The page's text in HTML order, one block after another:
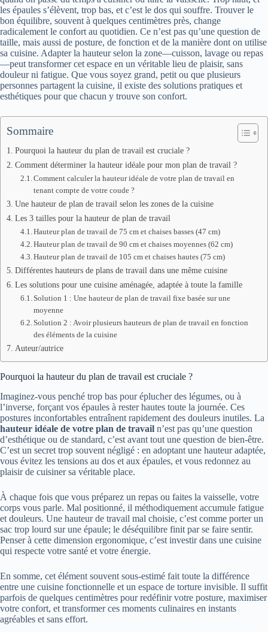
les épaules s’élèvent, trop bas, et c’est le dos qui souffre. Trouver le
bon équilibre, souvent à quelques centimètres près, change
radicalement le confort au quotidien. Ce n’est pas qu’une question de
taille, mais aussi de posture, de fonction et de la manière dont on utilise
sa cuisine. Adapter la hauteur selon la zone—cuisson, lavage ou repas
—peut transformer cet espace en un véritable lieu de plaisir, sans
douleur ni fatigue. Que vous soyez grand, petit ou que plusieurs
personnes partagent la cuisine, il existe des solutions pratiques et
esthétiques pour que chacun y trouve son confort.
Sommaire
Pourquoi la hauteur du plan de travail est cruciale ?
Comment déterminer la hauteur idéale pour mon plan de travail ?
Comment calculer la hauteur idéale de votre plan de travail en
tenant compte de votre coude ?
Une hauteur de plan de travail selon les zones de la cuisine
Les 3 tailles pour la hauteur de plan de travail
Hauteur plan de travail de 75 cm et chaises basses (47 cm)
Hauteur plan de travail de 90 cm et chaises moyennes (62 cm)
Hauteur plan de travail de 105 cm et chaises hautes (75 cm)
Différentes hauteurs de plans de travail dans une même cuisine
Les solutions pour une cuisine aménagée, adaptée à toute la famille
Solution 1 : Une hauteur de plan de travail fixe basée sur une
moyenne
Solution 2 : Avoir plusieurs hauteurs de plan de travail en fonction
des éléments de la cuisine
Auteur/autrice
Pourquoi la hauteur du plan de travail est cruciale ?
Imaginez-vous penché trop bas pour éplucher des légumes, ou à
l’inverse, forçant vos épaules à rester hautes toute la journée. Ces
postures inconfortables entraînent rapidement des douleurs inutiles. La
hauteur idéale de votre plan de travail n’est pas qu’une question
d’esthétique ou de standard, c’est avant tout une question de bien-être.
C’est un secret trop souvent négligé : en adoptant une hauteur adaptée,
vous évitez les tensions au dos et aux épaules, et vous redonnez au
plaisir de cuisiner sa véritable place.
À chaque fois que vous préparez un repas ou faites la vaisselle, votre
corps vous parle. Mal positionné, il méthodiquement accumule fatigue
et douleurs. Une hauteur de travail mal choisie, c’est comme porter un
sac trop lourd sur une épaule; le déséquilibre finit par se faire sentir.
Penser à cette dimension ergonomique, c’est investir dans une cuisine
qui respecte votre santé et votre énergie.
En somme, cet élément souvent sous-estimé fait toute la différence
entre une cuisine fonctionnelle et un espace de torture invisible. Il suffit
parfois de quelques centimètres pour redéfinir votre posture, maximiser
votre confort, et transformer ces moments culinaires en instants
agréables et sans effort.